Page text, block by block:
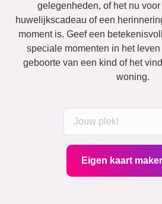
gelegenheden, of het nu
huwelijkscadeau of een
moment is. Geef een
speciale momenten in het
geboorte van een kind of het
woning.
Eigen kaart